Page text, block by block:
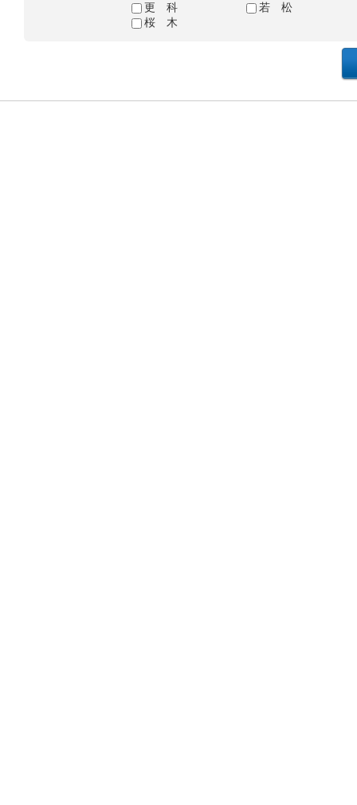
更 科
若 松
桜 木